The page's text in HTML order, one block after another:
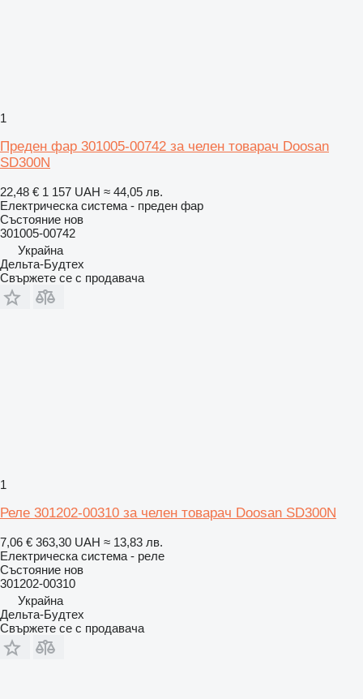
1
Преден фар 301005-00742 за челен товарач Doosan
SD300N
22,48 € 1 157 UAH ≈ 44,05 лв.
Електрическа система - преден фар
Състояние нов
301005-00742
Украйна
Дельта-Будтех
Свържете се с продавача
1
Реле 301202-00310 за челен товарач Doosan SD300N
7,06 € 363,30 UAH ≈ 13,83 лв.
Електрическа система - реле
Състояние нов
301202-00310
Украйна
Дельта-Будтех
Свържете се с продавача